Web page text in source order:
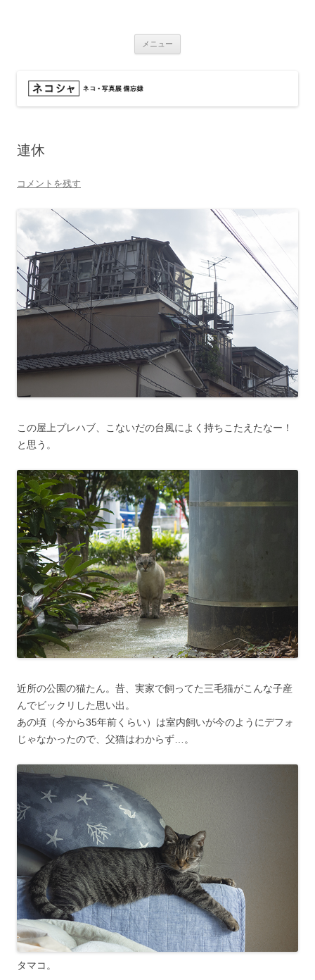
メニュー
連休
コメントを残す
この屋上プレハブ、こないだの台風によく持ちこたえたなー！
と思う。
近所の公園の猫たん。昔、実家で飼ってた三毛猫がこんな子産
んでビックリした思い出。
あの頃（今から35年前くらい）は室内飼いが今のようにデフォ
じゃなかったので、父猫はわからず…。
タマコ。